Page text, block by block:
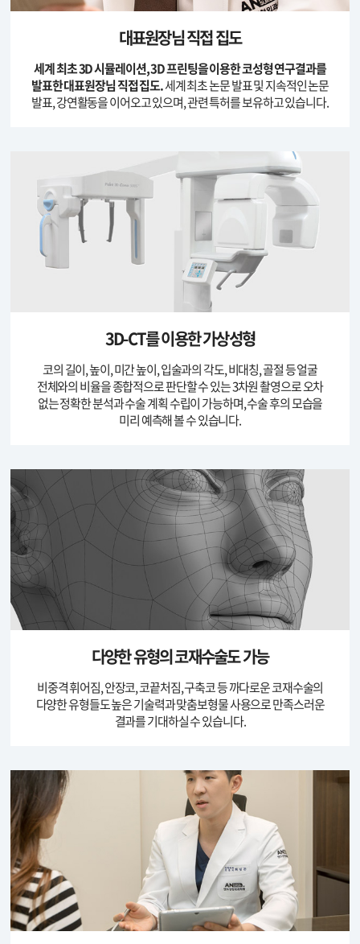
대표원장님 직접 집도
세계 최초 3D 시뮬레이션, 3D 프린팅을 이용한코성형 연구결과를
발표한 대표원장님 직접 집도.세계 최초 논문 발표 및 지속적인 논문
발표, 강연활동을이어오고 있으며, 관련 특허를 보유하고 있습니다.
3D-CT를 이용한 가상성형
코의 길이, 높이, 미간 높이, 입술과의 각도, 비대칭, 골절 등얼굴
전체와의 비율을 종합적으로 판단할 수 있는 3차원 촬영으로오차
없는 정확한 분석과 수술 계획 수립이 가능하며,수술 후의 모습을
미리 예측해 볼 수 있습니다.
다양한 유형의 코재수술도 가능
비중격 휘어짐, 안장코, 코끝처짐, 구축코 등까다로운 코재수술의
다양한 유형들도 높은 기술력과맞춤보형물 사용으로 만족스러운
결과를 기대하실 수 있습니다.